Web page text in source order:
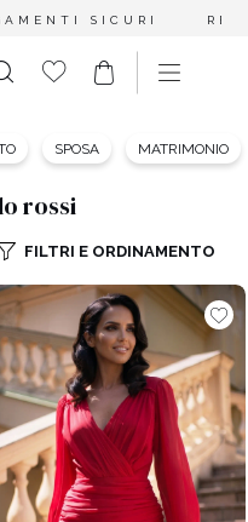
SICURI
SPOSA MATRIMONIO
rossi
FILTRI E ORDINAMENTO